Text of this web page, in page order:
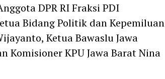
DPR RI Fraksi PDI
Bidang Politik dan Kepemiluan
Ketua Bawaslu Jawa
Komisioner KPU Jawa Barat Nina